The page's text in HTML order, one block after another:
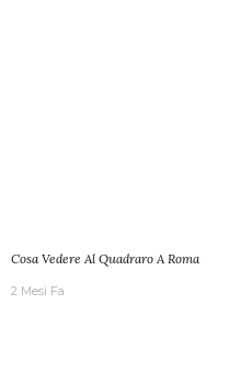
Cosa Vedere Al Quadraro A Roma
2 Mesi Fa